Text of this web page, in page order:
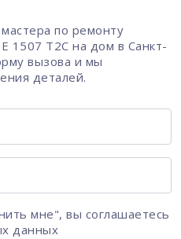
по ремонту
1507 T2C на дом в Санкт-
вызова и мы
деталей.
мне", вы соглашаетесь
данных